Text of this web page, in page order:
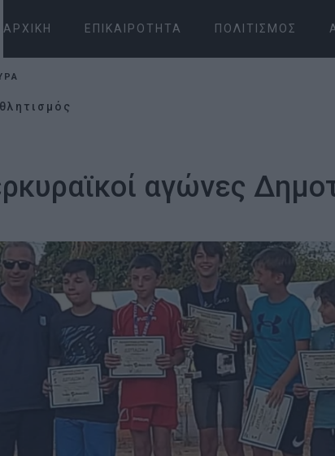
ΑΡΧΙΚΉ ΕΠΙΚΑΙΡΌΤΗΤΑ ΠΟΛΙΤΙΣΜΌΣ
αγώνες